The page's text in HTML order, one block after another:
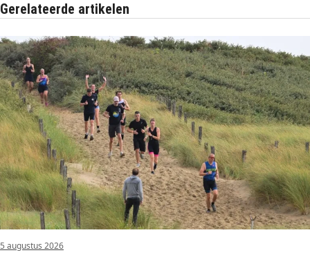
Gerelateerde artikelen
5 augustus 2026